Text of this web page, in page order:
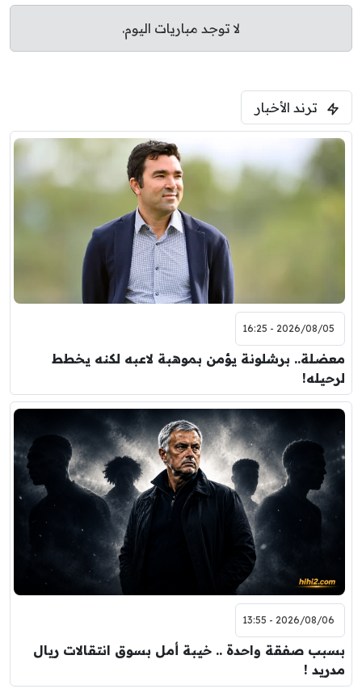
لا توجد مباريات اليوم.
ترند الأخبار
2026/08/05 - 16:25
معضلة.. برشلونة يؤمن بموهبة لاعبه لكنه يخطط
لرحيله!
2026/08/06 - 13:55
بسبب صفقة واحدة .. خيبة أمل بسوق انتقالات ريال
مدريد !